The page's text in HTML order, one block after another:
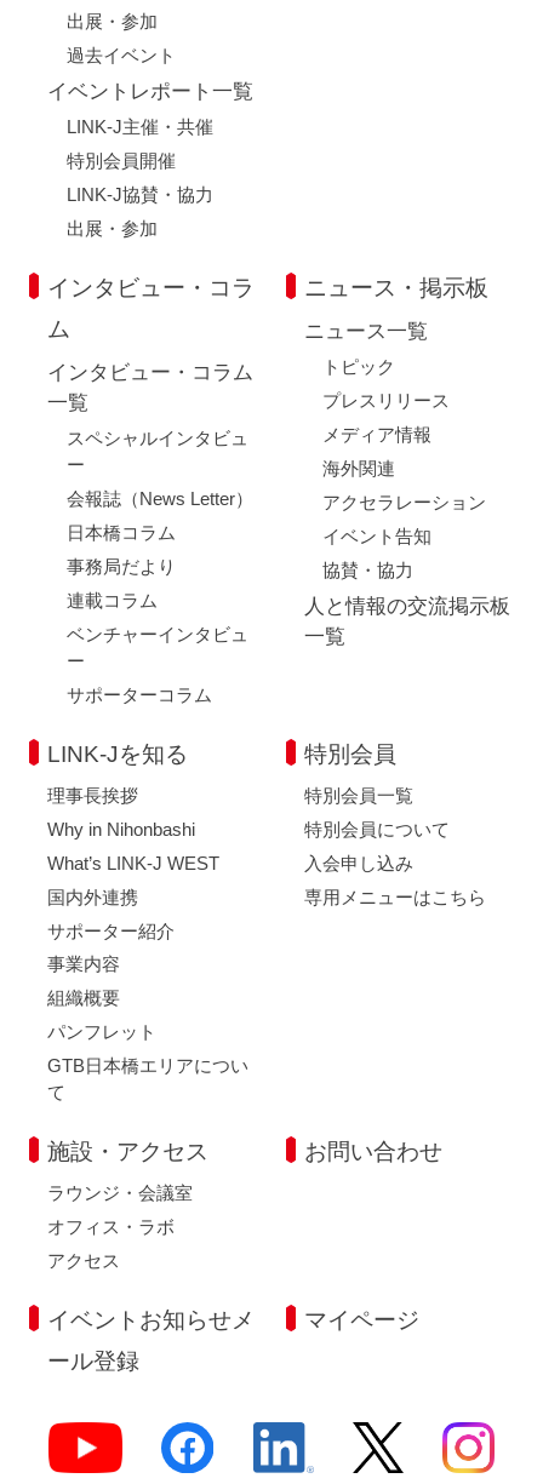
出展・参加
過去イベント
イベントレポート一覧
LINK-J主催・共催
特別会員開催
LINK-J協賛・協力
出展・参加
インタビュー・コラ
ム
インタビュー・コラム
一覧
スペシャルインタビュ
ー
会報誌（News Letter）
日本橋コラム
事務局だより
連載コラム
ベンチャーインタビュ
ー
サポーターコラム
ニュース・掲示板
ニュース一覧
トピック
プレスリリース
メディア情報
海外関連
アクセラレーション
イベント告知
協賛・協力
人と情報の交流掲示板
一覧
LINK-Jを知る
理事長挨拶
Why in Nihonbashi
What’s LINK-J WEST
国内外連携
サポーター紹介
事業内容
組織概要
パンフレット
GTB日本橋エリアについ
て
特別会員
特別会員一覧
特別会員について
入会申し込み
専用メニューはこちら
施設・アクセス
ラウンジ・会議室
オフィス・ラボ
アクセス
お問い合わせ
イベントお知らせメ
ール登録
マイページ